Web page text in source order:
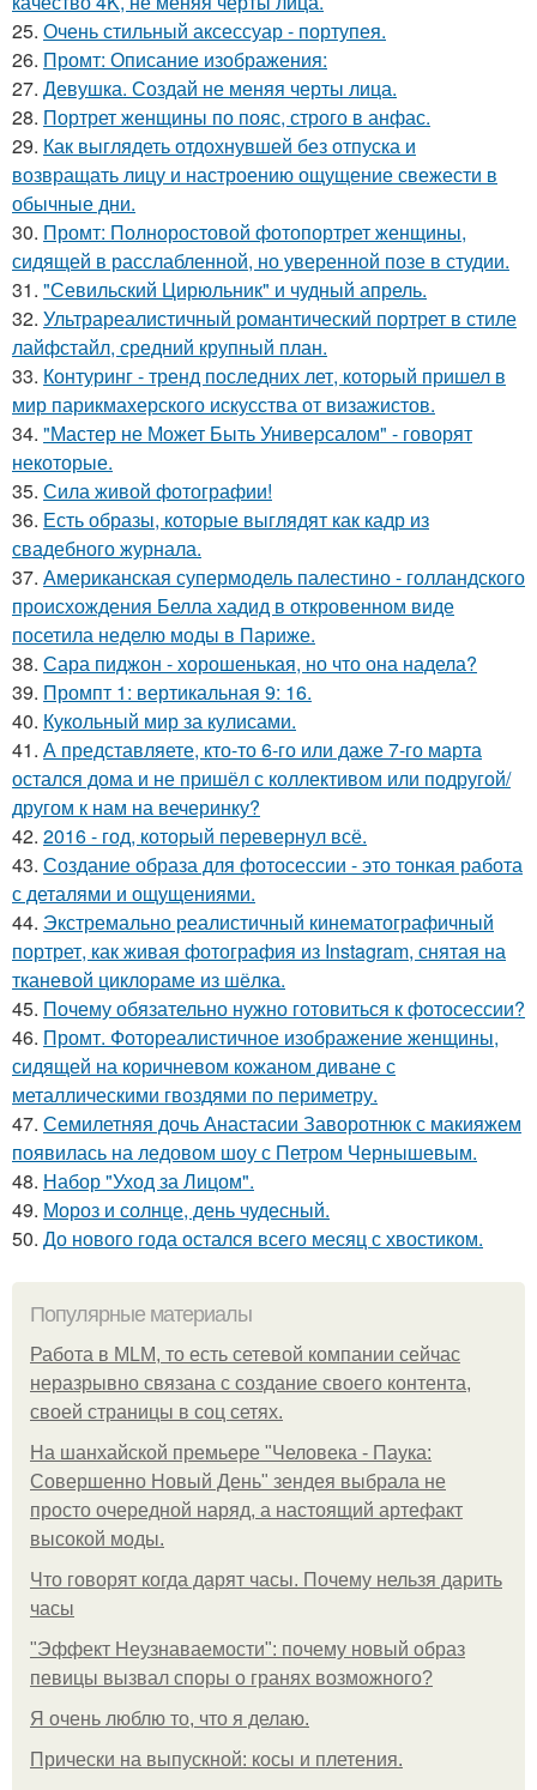
25. Очень стильный аксессуар - портупея.
26. Промт: Описание изображения:
27. Девушка. Создай не меняя черты лица.
28. Портрет женщины по пояс, строго в анфас.
29. Как выглядеть отдохнувшей без отпуска и
возвращать лицу и настроению ощущение свежести в
обычные дни.
30. Промт: Полноростовой фотопортрет женщины,
сидящей в расслабленной, но уверенной позе в студии.
31. "Севильский Цирюльник" и чудный апрель.
32. Ультрареалистичный романтический портрет в стиле
лайфстайл, средний крупный план.
33. Контуринг - тренд последних лет, который пришел в
мир парикмахерского искусства от визажистов.
34. "Мастер не Может Быть Универсалом" - говорят
некоторые.
35. Сила живой фотографии!
36. Есть образы, которые выглядят как кадр из
свадебного журнала.
37. Американская супермодель палестино - голландского
происхождения Белла хадид в откровенном виде
посетила неделю моды в Париже.
38. Сара пиджон - хорошенькая, но что она надела?
39. Промпт 1: вертикальная 9: 16.
40. Кукольный мир за кулисами.
41. А представляете, кто-то 6-го или даже 7-го марта
остался дома и не пришёл с коллективом или подругой/
другом к нам на вечеринку?
42. 2016 - год, который перевернул всё.
43. Создание образа для фотосессии - это тонкая работа
с деталями и ощущениями.
44. Экстремально реалистичный кинематографичный
портрет, как живая фотография из Instagram, снятая на
тканевой циклораме из шёлка.
45. Почему обязательно нужно готовиться к фотосессии?
46. Промт. Фотореалистичное изображение женщины,
сидящей на коричневом кожаном диване с
металлическими гвоздями по периметру.
47. Семилетняя дочь Анастасии Заворотнюк с макияжем
появилась на ледовом шоу с Петром Чернышевым.
48. Набор "Уход за Лицом".
49. Мороз и солнце, день чудесный.
50. До нового года остался всего месяц с хвостиком.
Популярные материалы
Работа в MLM, то есть сетевой компании сейчас
неразрывно связана с создание своего контента,
своей страницы в соц сетях.
На шанхайской премьере "Человека - Паука:
Совершенно Новый День" зендея выбрала не
просто очередной наряд, а настоящий артефакт
высокой моды.
Что говорят когда дарят часы. Почему нельзя дарить
часы
"Эффект Неузнаваемости": почему новый образ
певицы вызвал споры о гранях возможного?
Я очень люблю то, что я делаю.
Прически на выпускной: косы и плетения.